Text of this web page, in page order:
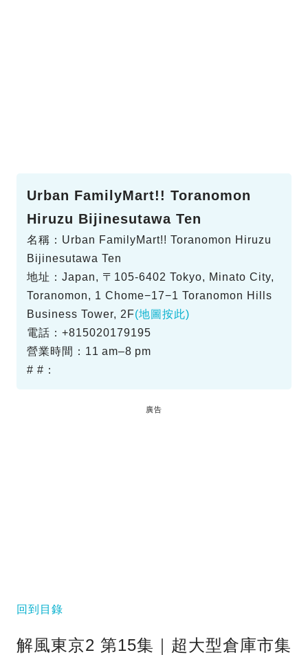
Urban FamilyMart!! Toranomon
Hiruzu Bijinesutawa Ten
名稱：Urban FamilyMart!! Toranomon Hiruzu
Bijinesutawa Ten
地址：Japan, 〒105-6402 Tokyo, Minato City,
Toranomon, 1 Chome−17−1 Toranomon Hills
Business Tower, 2F(地圖按此)
電話：+815020179195
營業時間：11 am–8 pm
# #：
廣告
回到目錄
解風東京2 第15集｜超大型倉庫市集